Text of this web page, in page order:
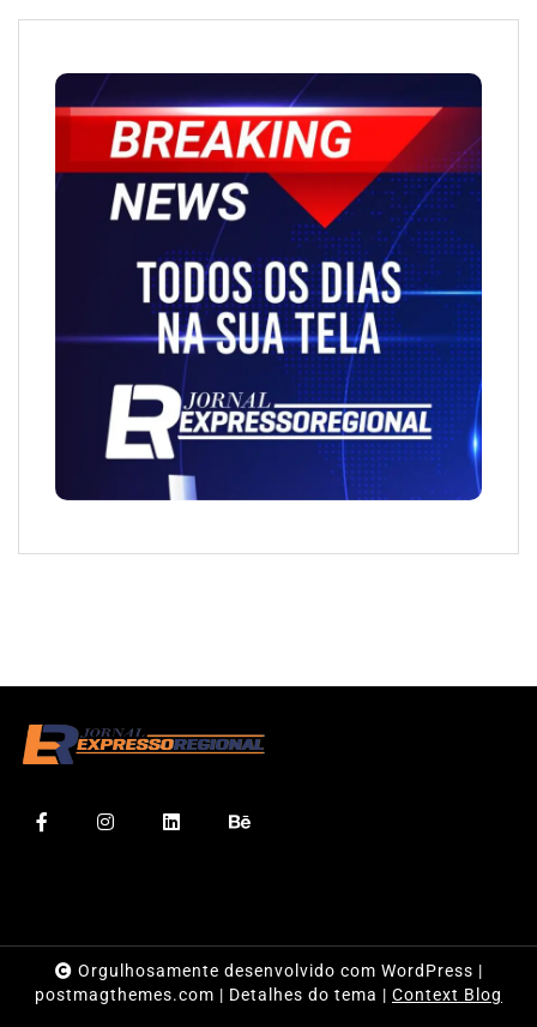
Orgulhosamente desenvolvido com WordPress |
postmagthemes.com | Detalhes do tema | Context Blog